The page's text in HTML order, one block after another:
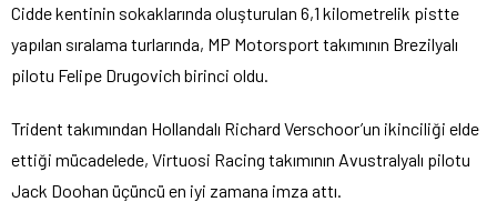
Cidde kentinin sokaklarında oluşturulan 6,1 kilometrelik pistte
yapılan sıralama turlarında, MP Motorsport takımının Brezilyalı
pilotu Felipe Drugovich birinci oldu.
Trident takımından Hollandalı Richard Verschoor’un ikinciliği elde
ettiği mücadelede, Virtuosi Racing takımının Avustralyalı pilotu
Jack Doohan üçüncü en iyi zamana imza attı.